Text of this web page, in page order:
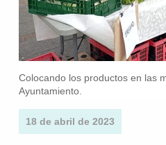
Colocando los productos en las
Ayuntamiento.
18 de abril de 2023